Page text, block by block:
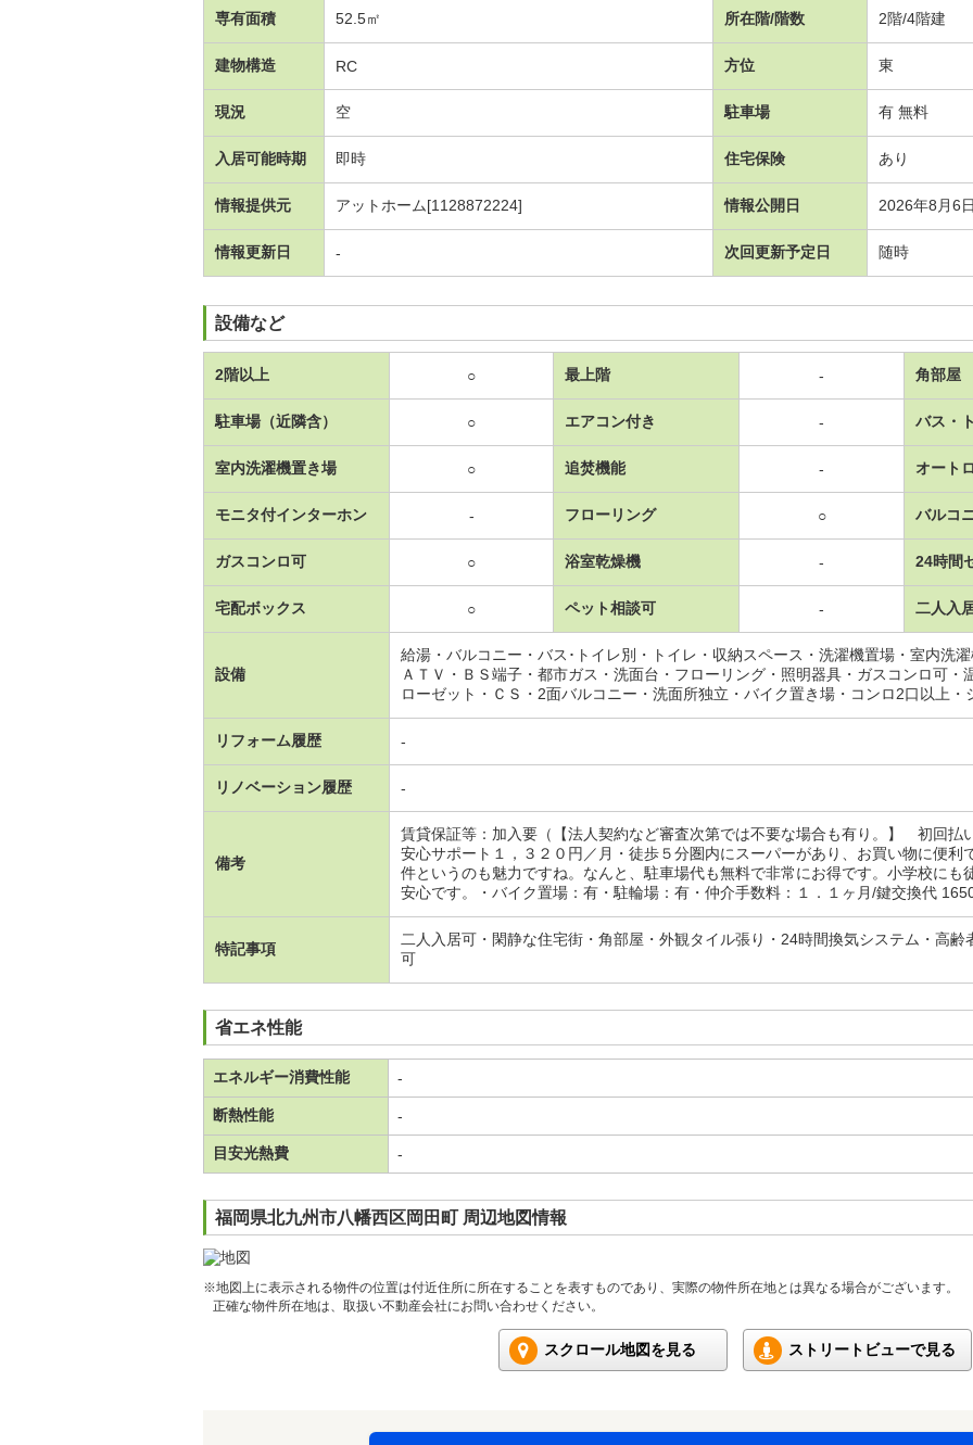
専有面積 52.5㎡ 所在階/階数 2階/4階建
建物構造 RC 方位 東
現況 空 駐車場 有 無料
入居可能時期 即時 住宅保険 あり
情報提供元 アットホーム[1128872224] 情報公開日 2026年8月6日
情報更新日 - 次回更新予定日 随時
設備など
2階以上 ○ 最上階 - 角部屋
駐車場（近隣含） ○ エアコン付き - バス・
室内洗濯機置き場 ○ 追焚機能 - オート
モニタ付インターホン - フローリング ○ バルコ
ガスコンロ可 ○ 浴室乾燥機 - 24時間
宅配ボックス ○ ペット相談可 - 二人入
設備
給湯・バルコニー・バス･トイレ別・トイレ・収納スペース・洗濯機置場・室内洗
ＡＴＶ・ＢＳ端子・都市ガス・洗面台・フローリング・照明器具・ガスコンロ可・
ローゼット・ＣＳ・2面バルコニー・洗面所独立・バイク置き場・コンロ2口以上
リフォーム履歴 -
リノベーション履歴 -
備考
賃貸保証等：加入要（【法人契約など審査次第では不要な場合も有り。】 初回払
安心サポート１，３２０円／月・徒歩５分圏内にスーパーがあり、お買い物に便利
件というのも魅力ですね。なんと、駐車場代も無料で非常にお得です。小学校にも
安心です。・バイク置場：有・駐輪場：有・仲介手数料：１．１ヶ月/鍵交換代
特記事項
二人入居可・閑静な住宅街・角部屋・外観タイル張り・24時間換気システム・高
可
省エネ性能
エネルギー消費性能 -
断熱性能 -
目安光熱費 -
福岡県北九州市八幡西区岡田町 周辺地図情報
※地図上に表示される物件の位置は付近住所に所在することを表すものであり、実際の物件所在地とは異なる場合がございます。
正確な物件所在地は、取扱い不動産会社にお問い合わせください。
スクロール地図を見る ストリートビューで見る